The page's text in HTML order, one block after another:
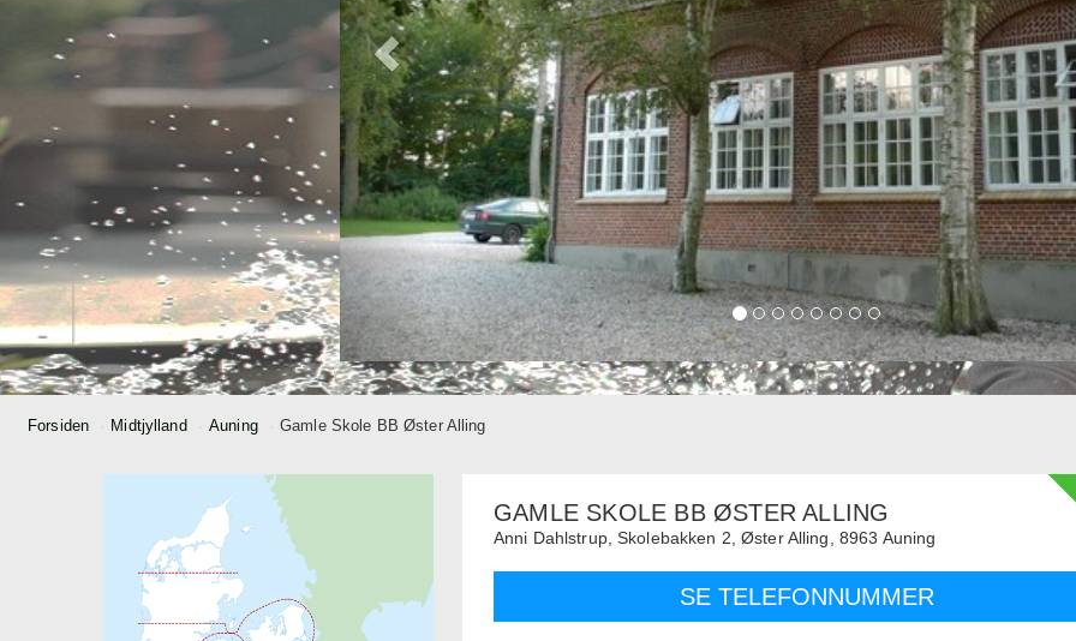
Forsiden Midtjylland Auning Gamle Skole BB Øster Alling
GAMLE SKOLE BB ØSTER ALLING
Anni Dahlstrup,Skolebakken 2, Øster Alling, 8963 Auning
SE TELEFONNUMMER